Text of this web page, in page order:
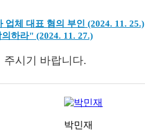
체 대표 혐의 부인 (2024. 11. 25.)
하라" (2024. 11. 27.)
시기 바랍니다.
박민재